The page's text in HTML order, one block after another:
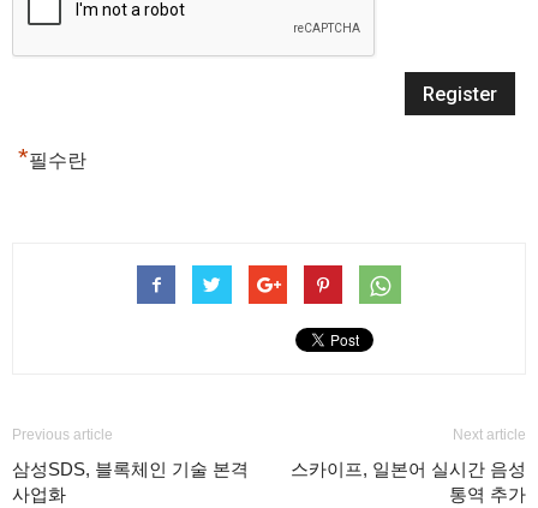
*필수란
Previous article
삼성SDS, 블록체인 기술 본격
사업화
Next article
스카이프, 일본어 실시간 음성
통역 추가